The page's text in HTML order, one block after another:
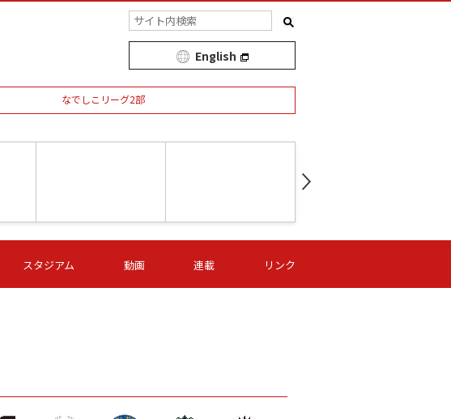
English
なでしこリーグ2部
第16節 09/06 (日) 15:00
-
第16節 09/06 (日) 15:00
- -
スタジアム 動画 連載 リンク